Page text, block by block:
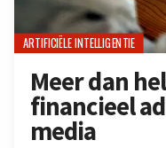
ARTIFICIËLE INTELLIGENTIE
Meer dan
financieel
media